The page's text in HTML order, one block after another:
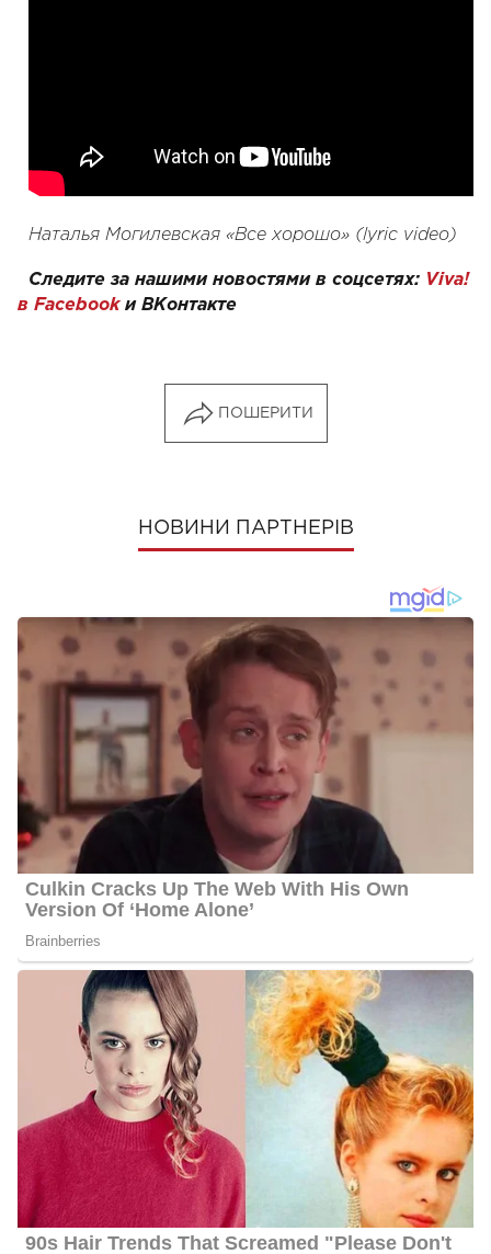
Наталья Могилевская «Все хорошо» (lyric video)
Следите за нашими новостями в соцсетях: Viva!
в Facebookи ВКонтакте
ПОШЕРИТИ
НОВИНИ ПАРТНЕРІВ